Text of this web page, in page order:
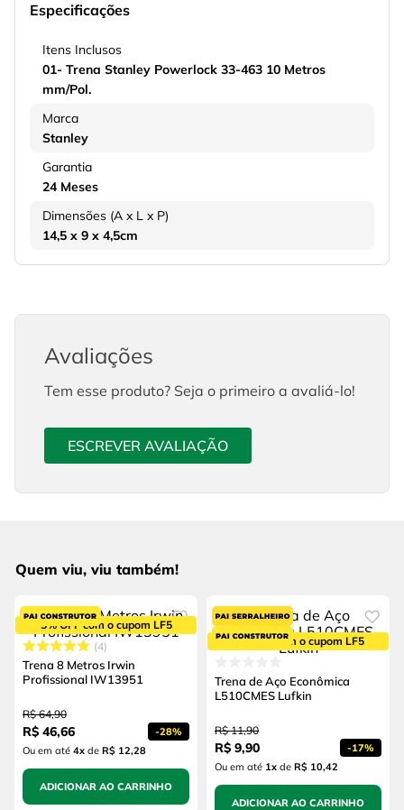
Especificações
Itens Inclusos
01- Trena Stanley Powerlock 33-463 10 Metros
mm/Pol.
Marca
Stanley
Garantia
24 Meses
Dimensões (A x L x P)
14,5 x 9 x 4,5cm
Avaliações
Tem esse produto? Seja o primeiro a avaliá-lo!
ESCREVER AVALIAÇÃO
Quem viu, viu também!
5% OFF com o cupom LF5
4
Trena 8 Metros Irwin
Profissional IW13951
R$ 64,90
R$ 46,66 -28%
Ou em até 4x de R$ 12,28
ADICIONAR AO CARRINHO
5% OFF com o cupom LF5
Trena de Aço Econômica
L510CMES Lufkin
R$ 11,90
R$ 9,90 -17%
Ou em até 1x de R$ 10,42
ADICIONAR AO CARRINHO